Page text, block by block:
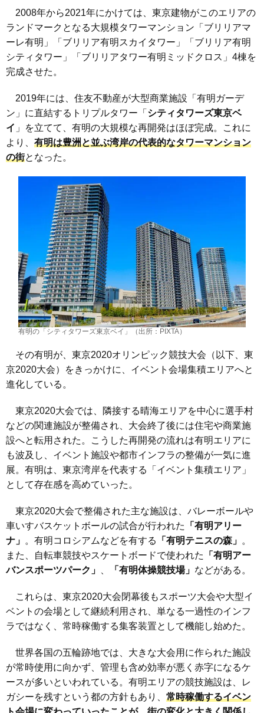
2008年から2021年にかけては、東京建物がこのエリアの
ランドマークとなる大規模タワーマンション「ブリリアマ
ーレ有明」「ブリリア有明スカイタワー」「ブリリア有明
シティタワー」「ブリリアタワー有明ミッドクロス」4棟を
完成させた。
2019年には、住友不動産が大型商業施設「有明ガーデ
ン」に直結するトリプルタワー「 シティタワーズ東京ベ
イ 」を立てて、有明の大規模な再開発はほぼ完成。これに
より、 有明は豊洲と並ぶ湾岸の代表的なタワーマンション
の街となった。
有明の「シティタワーズ東京ベイ」（出所：PIXTA）
その有明が、東京2020オリンピック競技大会（以下、東
京2020大会）をきっかけに、イベント会場集積エリアへと
進化している。
東京2020大会では、隣接する晴海エリアを中心に選手村
などの関連施設が整備され、大会終了後には住宅や商業施
設へと転用された。こうした再開発の流れは有明エリアに
も波及し、イベント施設や都市インフラの整備が一気に進
展。有明は、東京湾岸を代表する「イベント集積エリア」
として存在感を高めていった。
東京2020大会で整備された主な施設は、バレーボールや
車いすバスケットボールの試合が行われた
「有明アリー
ナ」 。有明コロシアムなどを有する 「有明テニスの森」 。
また、自転車競技やスケートボードで使われた
「有明アー
バンスポーツパーク」
「有明体操競技場」 などがある。
これらは、東京2020大会閉幕後もスポーツ大会や大型イ
ベントの会場として継続利用され、単なる一過性のインフ
ラではなく、常時稼働する集客装置として機能し始めた。
世界各国の五輪跡地では、大きな大会用に作られた施設
が常時使用に向かず、管理も含め効率が悪く赤字になるケ
ースが多いといわれている。有明エリアの競技施設は、レ
ガシーを残すという都の方針もあり、 常時稼働するイベン